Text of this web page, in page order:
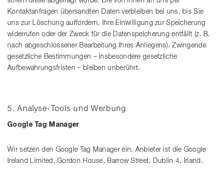
Kontaktanfragen übersandten Daten verbleiben bei uns, bis Sie
uns zur Löschung auffordern, Ihre Einwilligung zur Speicherung
widerrufen oder der Zweck für die Datenspeicherung entfällt (z. B.
nach abgeschlossener Bearbeitung Ihres Anliegens). Zwingende
gesetzliche Bestimmungen – insbesondere gesetzliche
Aufbewahrungsfristen – bleiben unberührt.
5. Analyse-Tools und Werbung
Google Tag Manager
Wir setzen den Google Tag Manager ein. Anbieter ist die Google
Ireland Limited, Gordon House, Barrow Street, Dublin 4, Irland.